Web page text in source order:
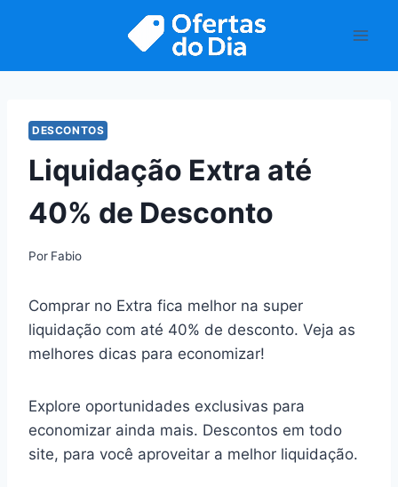
DESCONTOS
Liquidação Extra até
40% de Desconto
Por Fabio
Comprar no Extra fica melhor na super
liquidação com até 40% de desconto. Veja as
melhores dicas para economizar!
Explore oportunidades exclusivas para
economizar ainda mais. Descontos em todo
site, para você aproveitar a melhor liquidação.